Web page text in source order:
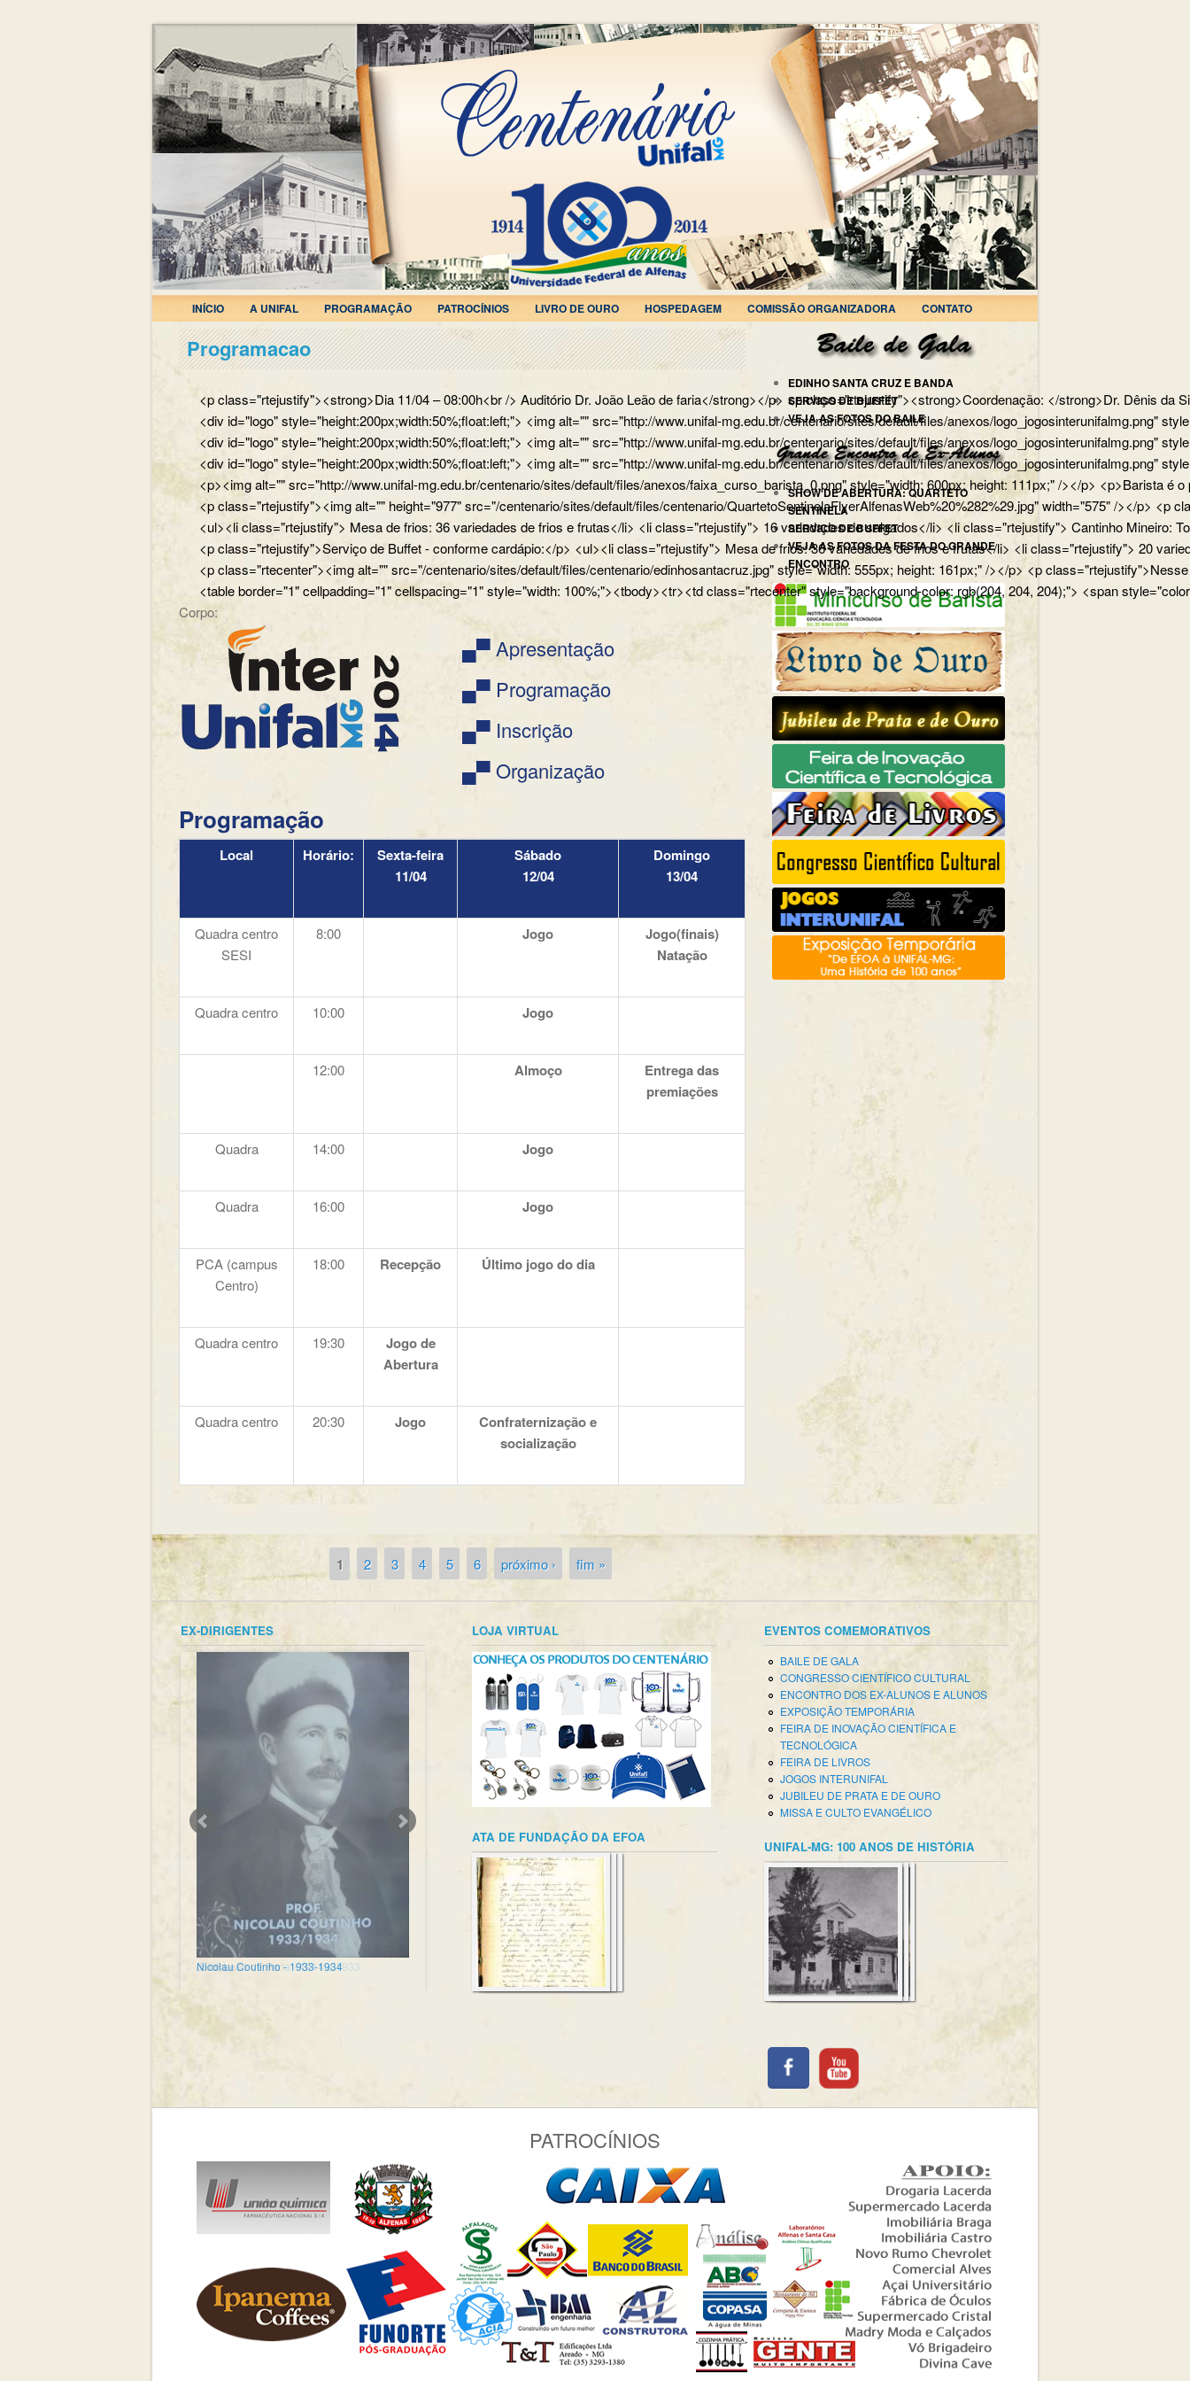
INÍCIO A UNIFAL PROGRAMAÇÃO PATROCÍNIOS LIVRO DE OURO HOSPEDAGEM COMISSÃO ORGANIZADORA CONTATO
Programacao
<p class="rtejustify"><strong>Dia 11/04 – 08:00h<br /> Auditório Dr. João Leão de faria</strong></p> <p class="rtejustify"><strong>Coordenação: </strong>Dr. Dênis
<div id="logo" style="height:200px;width:50%;float:left;"> <img alt="" src="http://www.unifal-mg.edu.br/centenario/sites/default/files/anexos/
<div id="logo" style="height:200px;width:50%;float:left;"> <img alt="" src="http://www.unifal-mg.edu.br/centenario/sites/default/files/anexos/
<div id="logo" style="height:200px;width:50%;float:left;"> <img alt="" src="http://www.unifal-mg.edu.br/centenario/sites/default/files/anexos/
<p><img alt="" src="http://www.unifal-mg.edu.br/centenario/sites/default/files/anexos/faixa_curso_barista_0.png" style="width: 600px; height: 111px;" /></p>
<p class="rtejustify"><img alt="" height="977" src="/centenario/sites/default/files/centenario/QuartetoSentinelaFlyerAlfenasWeb%20%282%29.jpg" width="575" /></p>
<ul><li class="rtejustify"> Mesa de frios: 36 variedades de frios e frutas</li> <li class="rtejustify"> 16 variedades de salgados</li> <li class="rtejustify"> Cantinho
<p class="rtejustify">Serviço de Buffet - conforme cardápio:</p> <ul><li class="rtejustify"> Mesa de frios: 36 variedades de frios e frutas</li> <li class="rtejustify"> 20
<p class="rtecenter"><img alt="" src="/centenario/sites/default/files/centenario/edinhosantacruz.jpg" style="width: 555px; height: 161px;" /></p> <p
<table border="1" cellpadding="1" cellspacing="1" style="width: 100%;"><tbody><tr><td class="rtecenter" style="background-color: rgb(204, 204, 204);"> <span
Corpo:
▄▀ Apresentação
▄▀ Programação
▄▀ Inscrição
▄▀ Organização
Programação
Local Horário:
Sexta-feira
11/04
Sábado
12/04
Domingo
13/04
Quadra centro
SESI
8:00 Jogo
Jogo(finais)
Natação
Quadra centro 10:00 Jogo
12:00 Almoço
Entrega das
premiações
Quadra 14:00 Jogo
Quadra 16:00 Jogo
PCA (campus
Centro)
18:00 Recepção Último jogo do dia
Quadra centro 19:30
Jogo de
Abertura
Quadra centro 20:30 Jogo
Confraternização e
socialização
Páginas
1 2 3 4 5 6 próximo › fim »
EDINHO SANTA CRUZ E BANDA
SERVIÇO DE BUFFET
VEJA AS FOTOS DO BAILE
SHOW DE ABERTURA: QUARTETO
SENTINELA
SERVIÇO DE BUFFET
VEJA AS FOTOS DA FESTA DO GRANDE
ENCONTRO
EX-DIRIGENTES
Nicolau Coutinho - 1933-1934
LOJA VIRTUAL
ATA DE FUNDAÇÃO DA EFOA
EVENTOS COMEMORATIVOS
BAILE DE GALA
CONGRESSO CIENTÍFICO CULTURAL
ENCONTRO DOS EX-ALUNOS E ALUNOS
EXPOSIÇÃO TEMPORÁRIA
FEIRA DE INOVAÇÃO CIENTÍFICA E
TECNOLÓGICA
FEIRA DE LIVROS
JOGOS INTERUNIFAL
JUBILEU DE PRATA E DE OURO
MISSA E CULTO EVANGÉLICO
UNIFAL-MG: 100 ANOS DE HISTÓRIA
PATROCÍNIOS